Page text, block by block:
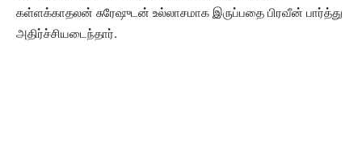
கள்ளக்காதலன் சுரேஷுடன் உல்லாசமாக இருப்பதை பிரவீன் பார்த்து
அதிர்ச்சியடைந்தார்.